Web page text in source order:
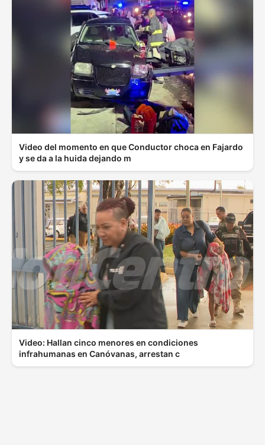
Video del momento en que Conductor choca en Fajardo
y se da a la huida dejando m
Video: Hallan cinco menores en condiciones
infrahumanas en Canóvanas, arrestan c